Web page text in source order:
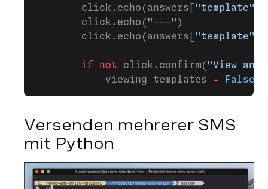
        click.echo(answers[
"template"
        click.echo(
"---" )
        click.echo(answers[
"template"
        if
not click.confirm( "View
            viewing_templates
= False
Versenden mehrerer SMS
mit Python